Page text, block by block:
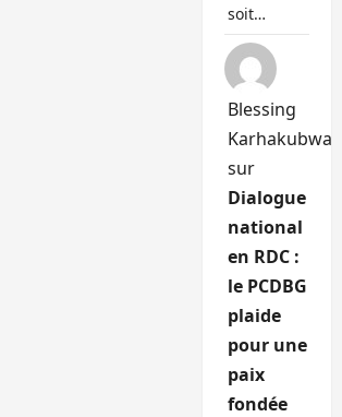
soit…
Blessing
Karhakubwa
sur
Dialogue
national
en RDC :
le PCDBG
plaide
pour une
paix
fondée